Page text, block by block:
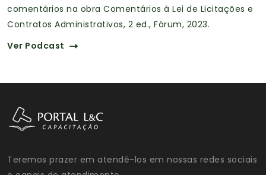
comentários na obra Comentários à Lei de Licitações e
Contratos Administrativos, 2 ed., Fórum, 2023.
Ver Podcast
Teremos prazer em atendê-los em nossas redes sociais